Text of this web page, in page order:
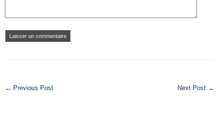
← Previous Post Next Post →